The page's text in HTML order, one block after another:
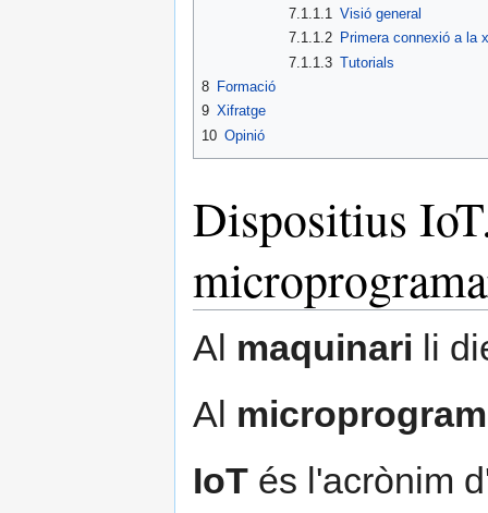
7.1.1.1
Visió general
7.1.1.2
Primera connexió a la
7.1.1.3 Tutorials
8 Formació
9 Xifratge
10 Opinió
Dispositius
Al maquinari li
Al
IoT és l'acrònim